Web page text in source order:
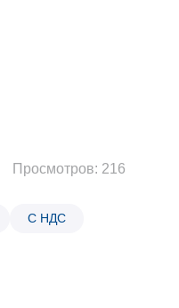
Просмотров: 216
С НДС